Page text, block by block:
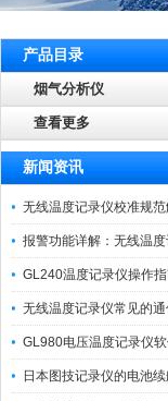
产品目录
烟气分析仪
查看更多
新闻资讯